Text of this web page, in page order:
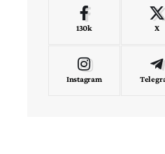
130k X
Instagram